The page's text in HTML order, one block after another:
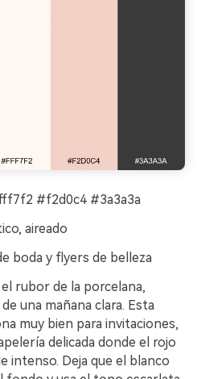
#f2d0c4 #3a3a3a
aireado
boda y flyers de belleza
rubor de la porcelana,
una mañana clara. Esta
muy bien para invitaciones,
delicada donde el rojo
intenso. Deja que el blanco